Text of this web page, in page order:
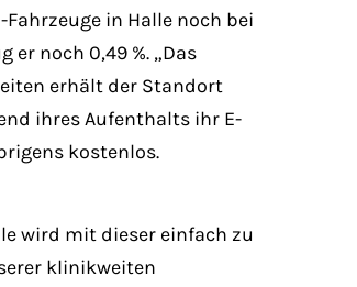
in Halle noch bei
noch 0,49 %. „Das
erhält der Standort
ihres Aufenthalts ihr E-
kostenlos.
wird mit dieser einfach zu
klinikweiten